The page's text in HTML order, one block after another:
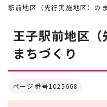
駅前地区（先行実施地区）の
王子駅前地区
まちづくり
ページ番号1025668